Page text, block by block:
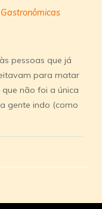
pessoas que já
para matar
não foi a única
gente indo (como